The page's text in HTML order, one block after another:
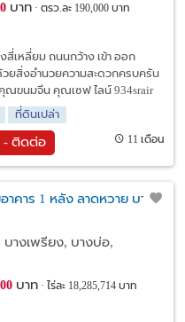
บาท ตรว.ละ 190,000 บาท
เหลี่ยม ถนนกว้าง เข้า ออก
ยสิ่งอำนวยความสะดวกครบครัน
ณขนมจีน คุณเซฟ ไลน์ 934srair
ที่ดินเปล่า
- ติดต่อ 11 เดือน
คาร 1 หลัง ลาดหวาย บาง
บางเพรียง, บางบ่อ,
บาท ไร่ละ 18,285,714 บาท